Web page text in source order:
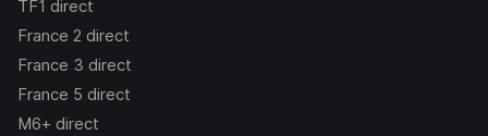
TF1 direct
France 2 direct
France 3 direct
France 5 direct
M6+ direct